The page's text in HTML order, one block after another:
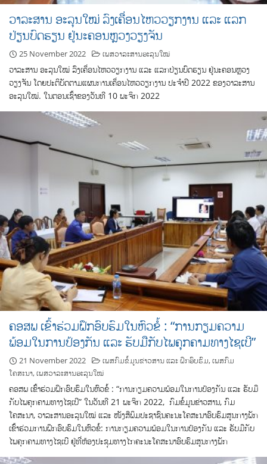
ວາ​ລະ​ສານ ອະ​ລຸນ​ໃໝ່ ລົງ​​ເຄື່ອນ​ໄຫວ​ວຽກ​ງານ ແລະ ແລກ​
ປ່ຽນ​ບົດ​ຮຽນ ຢູ່​ນະ​ຄອນຫຼວງວຽງ​ຈັນ
25 November 2022 ເພສວາລະສານອະລຸນໃໝ່
ວາ​ລະ​ສານ ອະ​ລຸນ​ໃໝ່ ລົງ​​ເຄື່ອນ​ໄຫວ​ວຽກ​ງານ ແລະ ແລກ​ປ່ຽນ​ບົດ​ຮຽນ ຢູ່​ນະ​ຄອນຫຼວງ
ວຽງ​ຈັນ ໂດຍ​ປະ​ຕິ​ບັດ​ຕາມ​ແຜນການ​ເຄື່ອນ​ໄຫວ​ວຽກ​ງານ ປະ​ຈຳ​ປີ 2022 ຂອງວາ​ລະ​ສານ​
ອະ​ລຸນ​ໃໝ່. ໃນ​ຕອນ​ເຊົ້າ​ຂອງວັນ​ທີ 10 ພະ​ຈິກ 2022
ຄອສພ ເຂົ້າຮ່ວມຝຶກອົບຮົມໃນຫົວຂໍ້ : “ການກຽມຄວາມ
ພ້ອມໃນການປ້ອງກັນ ແລະ ຮັບມືກັບໄພຄຸກຄາມທາງໄຊເບີ”
21 November 2022 ເພສກົມຂໍ້ມູນຂ່າວສານ ແລະ ຝຶກອົບຮົມ,ເພສກົມ
ໂຄສະນາ,ເພສວາລະສານອະລຸນໃໝ່
ຄອສພ ເຂົ້າຮ່ວມຝຶກອົບຮົມໃນຫົວຂໍ້ : “ການກຽມຄວາມພ້ອມໃນການປ້ອງກັນ ແລະ ຮັບມື
ກັບໄພຄຸກຄາມທາງໄຊເບີ” ໃນວັນທີ 21 ພະຈິກ 2022, ກົມຂໍ້ມູນຂ່າວສານ, ກົມ
ໂຄສະນາ, ວາລະສານອະລຸນໃໝ່ ແລະ ໜັງສືພິມປະຊາຊົນຄະນະໂຄສະນາອົບຮົມສູນກາງພັກ
ເຂົ້າຮ່ວມການຝຶກອົບຮົມໃນຫົວຂໍ້: ການກຽມຄວາມພ້ອມໃນການປ້ອງກັນ ແລະ ຮັບມືກັບ
ໄພຄຸກຄາມທາງໄຊເບີ ຢູ່ທີ່ຫ້ອງປະຊຸມທາງໄກຄະນະໂຄສະນາອົບຮົມສູນກາງພັກ